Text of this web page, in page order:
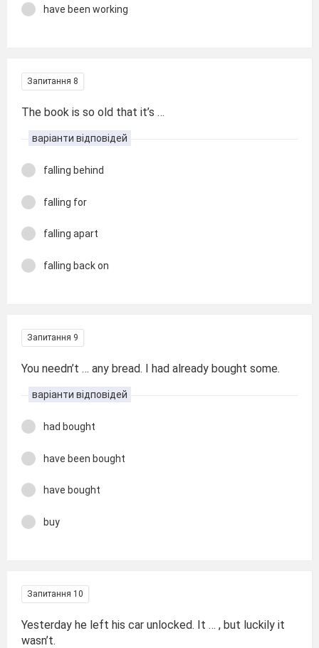
have been working
Запитання 8
The book is so old that it’s …
варіанти відповідей
falling behind
falling for
falling apart
falling back on
Запитання 9
You needn’t … any bread. I had already bought some.
варіанти відповідей
had bought
have been bought
have bought
buy
Запитання 10
Yesterday he left his car unlocked. It … , but luckily it
wasn’t.